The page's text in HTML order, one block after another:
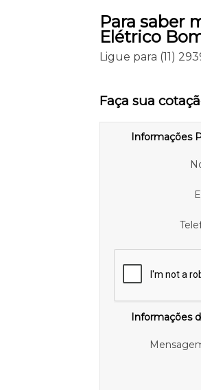
Para saber
Elétrico
Ligue para (11)
Faça sua
Informações
Informações